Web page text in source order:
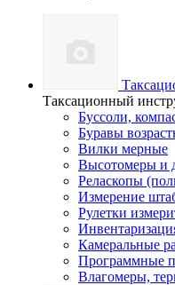
Таксационный
Буссоли,
Буравы
Вилки мерные
Высотомеры и
Реласкопы
Измерение
Рулетки
Камеральные
Программные
Влагомеры,